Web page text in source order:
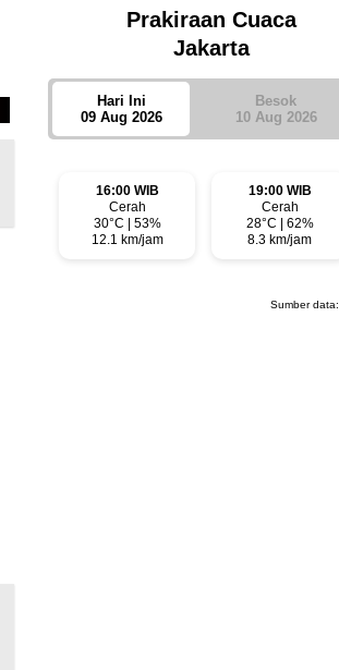
Prakiraan Cuaca
Jakarta
Hari Ini
09 Aug 2026
Besok
10 Aug 2026
16:00 WIB
Cerah
30°C | 53%
12.1 km/jam
19:00 WIB
Cerah
28°C | 62%
8.3 km/jam
Sumber data: